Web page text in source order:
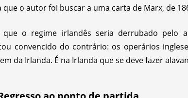
que o autor foi buscar a uma carta de Marx, de
o regime irlandês seria derrubado pelo
convencido do contrário: os operários
da Irlanda. É na Irlanda que se deve fazer